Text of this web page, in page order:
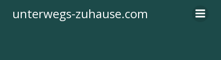
Inhalt
unterwegs-zuhause.com